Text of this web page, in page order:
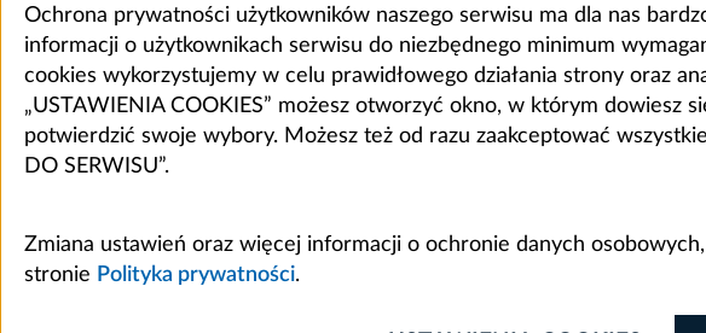
Ochrona prywatności użytkowników naszego serwisu ma dla nas
informacji o użytkownikach serwisu do niezbędnego minimum
cookies wykorzystujemy w celu prawidłowego działania strony oraz
„USTAWIENIA COOKIES” możesz otworzyć okno, w którym dowiesz
potwierdzić swoje wybory. Możesz też od razu zaakceptować
DO SERWISU”.
Zmiana ustawień oraz więcej informacji o ochronie danych
stronie Polityka prywatności.